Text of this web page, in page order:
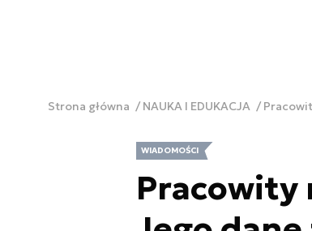
Strona główna NAUKA I EDUKACJA
WIADOMOŚCI
Pracowity